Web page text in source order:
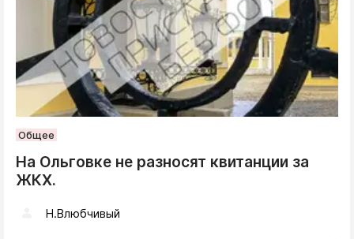
Общее
На Ольговке не разносят квитанции за
ЖКХ.
Н.Влюбчивый